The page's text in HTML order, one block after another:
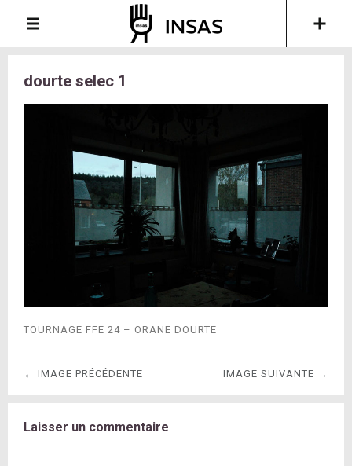
dourte selec 1
TOURNAGE FFE 24 – ORANE DOURTE
← IMAGE PRÉCÉDENTE IMAGE SUIVANTE →
Laisser un commentaire